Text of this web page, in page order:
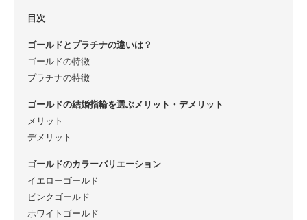
目次
ゴールドとプラチナの違いは？
ゴールドの特徴
プラチナの特徴
ゴールドの結婚指輪を選ぶメリット・デメリット
メリット
デメリット
ゴールドのカラーバリエーション
イエローゴールド
ピンクゴールド
ホワイトゴールド